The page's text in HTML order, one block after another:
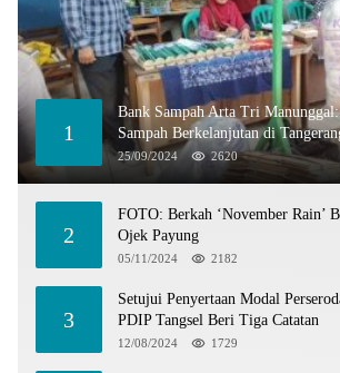
1
Bank Sampah Arta Tri
Sampah Berkelanjutan di
25/09/2024 2620
2
FOTO: Berkah ‘November Rain’
Ojek Payung
05/11/2024 2182
3
Setujui Penyertaan Modal
PDIP Tangsel Beri Tiga Catatan
12/08/2024 1729